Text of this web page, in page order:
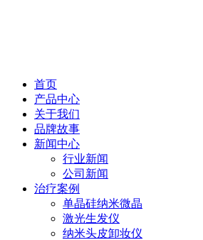
首页
产品中心
关于我们
品牌故事
新闻中心
行业新闻
公司新闻
治疗案例
单晶硅纳米微晶
激光生发仪
纳米头皮卸妆仪